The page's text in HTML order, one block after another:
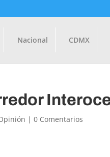
Nacional CDMX
|0 Comentarios